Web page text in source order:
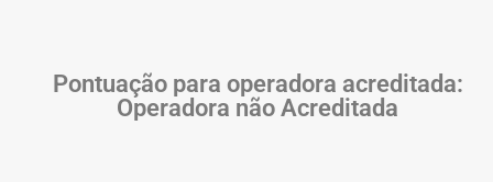
Pontuação para operadora acreditada:
Operadora não Acreditada